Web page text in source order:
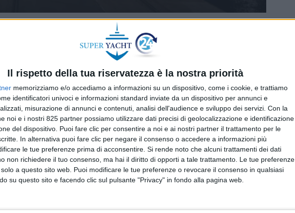
Il rispetto della tua riservatezza è la nostra priorità
memorizziamo e/o accediamo a informazioni su un dispositivo, come i cookie, e trattiamo
identificatori univoci e informazioni standard inviate da un dispositivo per annunci e
misurazione di annunci e contenuti, analisi dell'audience e sviluppo dei servizi. Con la
noi e i nostri 825 partner possiamo utilizzare dati precisi di geolocalizzazione e identificazione
del dispositivo. Puoi fare clic per consentire a noi e ai nostri partner il trattamento per le
In alternativa puoi fare clic per negare il consenso o accedere a informazioni più
le tue preferenze prima di acconsentire. Si rende noto che alcuni trattamenti dei dati
non richiedere il tuo consenso, ma hai il diritto di opporti a tale trattamento. Le tue preferenze
a questo sito web. Puoi modificare le tue preferenze o revocare il consenso in qualsiasi
su questo sito e facendo clic sul pulsante "Privacy" in fondo alla pagina web.